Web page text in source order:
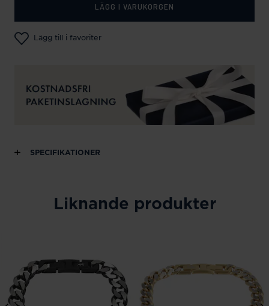
LÄGG I VARUKORGEN
Lägg till i favoriter
SPECIFIKATIONER
Liknande produkter